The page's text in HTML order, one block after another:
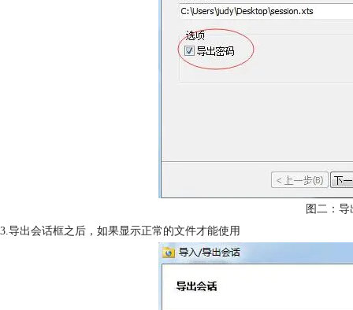
图二：导
3.导出会话框之后，如果显示正常的文件才能使用